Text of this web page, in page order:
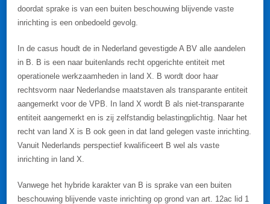
doordat sprake is van een buiten beschouwing blijvende vaste
inrichting is een onbedoeld gevolg.
In de casus houdt de in Nederland gevestigde A BV alle aandelen
in B. B is een naar buitenlands recht opgerichte entiteit met
operationele werkzaamheden in land X. B wordt door haar
rechtsvorm naar Nederlandse maatstaven als transparante entiteit
aangemerkt voor de VPB. In land X wordt B als niet-transparante
entiteit aangemerkt en is zij zelfstandig belastingplichtig. Naar het
recht van land X is B ook geen in dat land gelegen vaste inrichting.
Vanuit Nederlands perspectief kwalificeert B wel als vaste
inrichting in land X.
Vanwege het hybride karakter van B is sprake van een buiten
beschouwing blijvende vaste inrichting op grond van art. 12ac lid 1